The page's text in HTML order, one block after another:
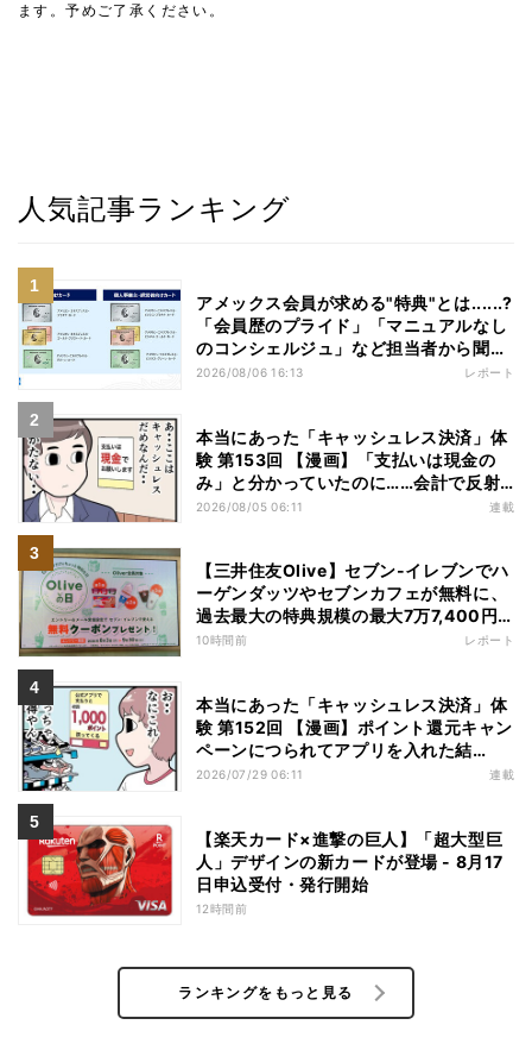
ます。予めご了承ください。
人気記事ランキング
アメックス会員が求める"特典"とは......?
「会員歴のプライド」「マニュアルなし
のコンシェルジュ」など担当者から聞い
た"裏話"も
2026/08/06 16:13 レポート
本当にあった「キャッシュレス決済」体
験 第153回 【漫画】「支払いは現金の
み」と分かっていたのに……会計で反射
的に出してしまったものは
2026/08/05 06:11 連載
【三井住友Olive】セブン-イレブンでハ
ーゲンダッツやセブンカフェが無料に、
過去最大の特典規模の最大7万7,400円
相当がもらえるキャンペーンも - 夏休み
10時間前 レポート
本当にあった「キャッシュレス決済」体
験 第152回 【漫画】ポイント還元キャン
ペーンにつられてアプリを入れた結
果……お得を逃したまさかの理由
2026/07/29 06:11 連載
【楽天カード×進撃の巨人】「超大型巨
人」デザインの新カードが登場 - 8月17
日申込受付・発行開始
12時間前
ランキングをもっと見る